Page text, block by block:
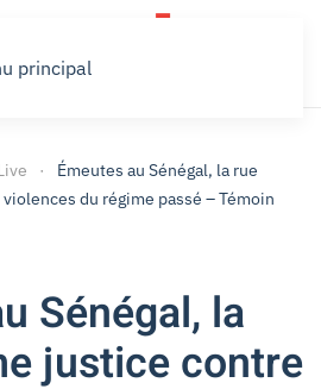
principal
Émeutes au Sénégal, la rue
du régime passé – Témoin
Sénégal, la
justice contre